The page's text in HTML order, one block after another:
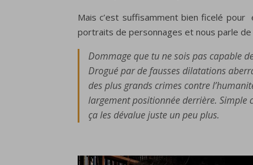
Mais c’est suffisamment bien ficelé
portraits de personnages et nous parle
Dommage que tu ne sois pas capable
Drogué par de fausses dilatations
des plus grands crimes contre
largement positionnée derrière. Simple
ça les dévalue juste un peu plus.